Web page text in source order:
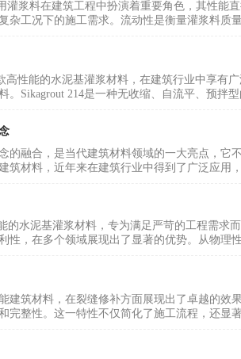
灌浆料在建筑工程中扮演着重要角色，其性能
杂工况下的施工需求。流动性是衡量灌浆料质
高性能的水泥基灌浆材料，在建筑行业中享有
。Sikagrout 214是一种无收缩、自流平、预拌
的融合，是当代建筑材料领域的一大亮点，
筑材料，近年来在建筑行业中得到了广泛应用
的水泥基灌浆材料，专为满足严苛的工程需
性，在多个领域展现出了显著的优势。从物理
建筑材料，在裂缝修补方面展现出了卓越的
完整性。这一特性不仅简化了施工流程，还显